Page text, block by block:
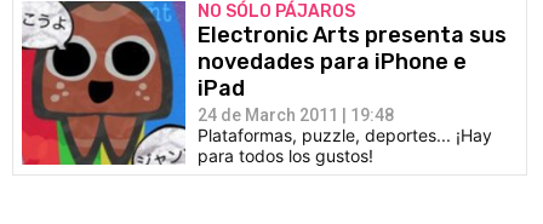
NO SÓLO PÁJAROS
Electronic Arts presenta sus
novedades para iPhone e
iPad
24 de March 2011 | 19:48
Plataformas, puzzle, deportes... ¡Hay
para todos los gustos!